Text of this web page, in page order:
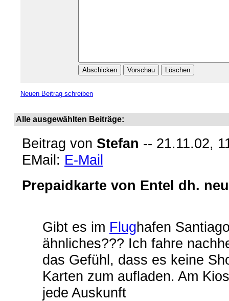
Neuen Beitrag schreiben
Alle ausgewählten Beiträge:
Beitrag von Stefan -- 21.11.02,
EMail: E-Mail
Prepaidkarte von Entel dh.
Gibt es im Flughafen
ähnliches??? Ich fahre
das Gefühl, dass es keine
Karten zum aufladen. Am
jede Auskunft